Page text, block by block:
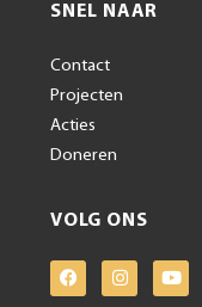
SNEL NAAR
Contact
Projecten
Acties
Doneren
VOLG ONS